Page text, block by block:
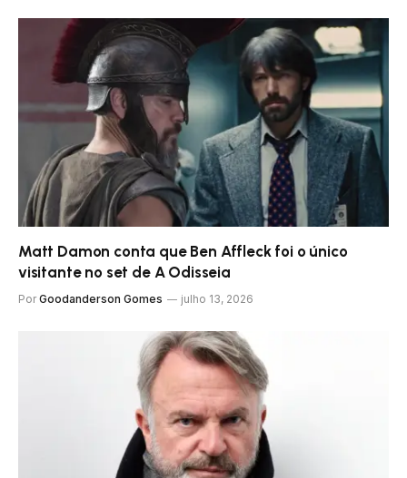
Matt Damon conta que Ben Affleck foi o único
visitante no set de A Odisseia
Por Goodanderson Gomes julho 13, 2026